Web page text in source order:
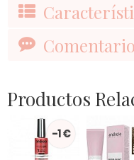
Productos
-1 €